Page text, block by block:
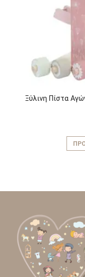
Ξύλινη Πίστα